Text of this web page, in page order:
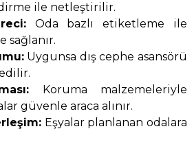
ile netleştirilir.
Oda bazlı etiketleme ile
sağlanır.
Uygunsa dış cephe asansörü
Koruma malzemeleriyle
güvenle araca alınır.
Eşyalar planlanan odalara